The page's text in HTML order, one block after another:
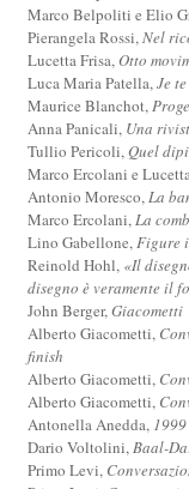
Marco Belpoliti e Elio
Pierangela Rossi,Nel
Lucetta Frisa,Otto
Luca Maria Patella,Je
Maurice Blanchot,
Anna Panicali, Una
Tullio Pericoli,Quel
Marco Ercolani e
Antonio Moresco,La
Marco Ercolani,La
Lino Gabellone,Figure
Reinold Hohl, «Il
disegno è veramente il
John Berger,Giacometti
Alberto Giacometti,
finish
Alberto Giacometti,
Alberto Giacometti,
Antonella Anedda, 1999
Dario Voltolini,Baal-
Primo Levi,